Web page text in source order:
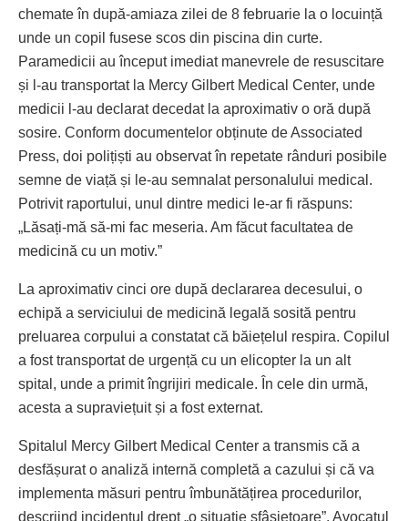
chemate în după-amiaza zilei de 8 februarie la o locuință
unde un copil fusese scos din piscina din curte.
Paramedicii au început imediat manevrele de resuscitare
și l-au transportat la Mercy Gilbert Medical Center, unde
medicii l-au declarat decedat la aproximativ o oră după
sosire. Conform documentelor obținute de Associated
Press, doi polițiști au observat în repetate rânduri posibile
semne de viață și le-au semnalat personalului medical.
Potrivit raportului, unul dintre medici le-ar fi răspuns:
„Lăsați-mă să-mi fac meseria. Am făcut facultatea de
medicină cu un motiv.”
La aproximativ cinci ore după declararea decesului, o
echipă a serviciului de medicină legală sosită pentru
preluarea corpului a constatat că băiețelul respira. Copilul
a fost transportat de urgență cu un elicopter la un alt
spital, unde a primit îngrijiri medicale. În cele din urmă,
acesta a supraviețuit și a fost externat.
Spitalul Mercy Gilbert Medical Center a transmis că a
desfășurat o analiză internă completă a cazului și că va
implementa măsuri pentru îmbunătățirea procedurilor,
descriind incidentul drept „o situație sfâșietoare”. Avocatul